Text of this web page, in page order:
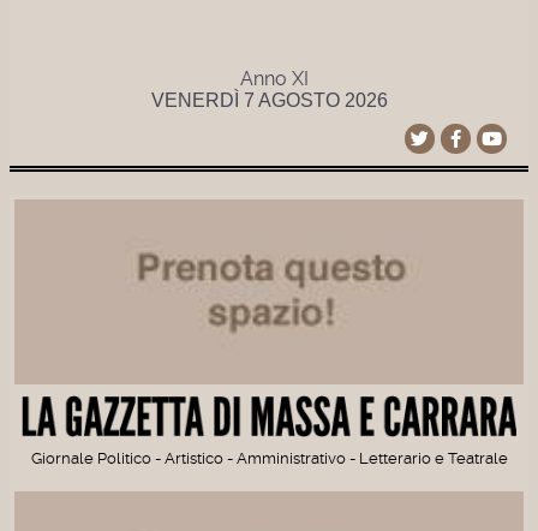
Anno XI
VENERDÌ 7 AGOSTO 2026
Giornale Politico - Artistico - Amministrativo - Letterario e Teatrale